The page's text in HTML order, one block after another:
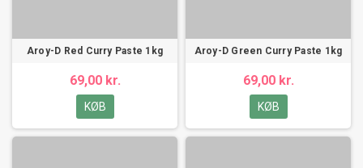
Aroy-D Red Curry Paste 1kg
69,00 kr.
KØB
Aroy-D Green Curry Paste 1kg
69,00 kr.
KØB